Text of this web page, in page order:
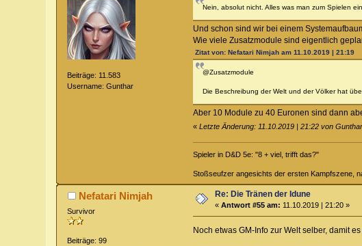
Beiträge: 11.583
Username: Gunthar
Nein, absolut nicht. Alles was man zum Spielen
Und schon sind wir bei einem
Wie viele Zusatzmodule sind eigentlich
Zitat von: Nefatari Nimjah am 11.10.2019 | 21:19
@Zusatzmodule
Die Beschreibung der Welt und der Völker hat
Aber 10 Module zu 40 Euronen sind dann
« Letzte Änderung: 11.10.2019 | 21:22 von Gunthar
Spieler in D&D 5e: "8 + viel, trifft das?"
Stoßseufzer angesichts der ersten Kampfszene,
Nefatari Nimjah
Survivor
Beiträge: 99
Re: Die Tränen der Idune
«Antwort #55 am: 11.10.2019 | 21:20 »
Noch etwas GM-Info zur Welt selber, damit